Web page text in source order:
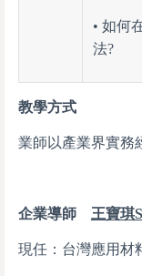
• 如何
法?
教學方式
業師以產業界實務
企業導師 王寶琪
現任：台灣應用材